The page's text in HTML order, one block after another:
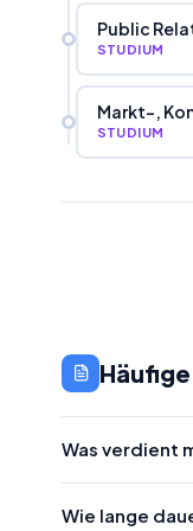
Public
STUDIUM
Markt-,
STUDIUM
Was verdient
Wie lange